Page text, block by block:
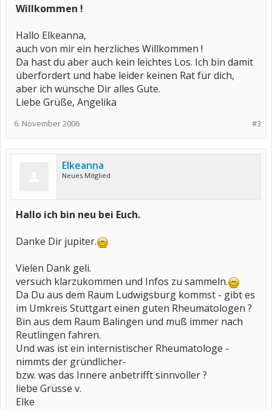
Willkommen !
Hallo Elkeanna,
auch von mir ein herzliches Willkommen !
Da hast du aber auch kein leichtes Los. Ich bin damit
überfordert und habe leider keinen Rat für dich,
aber ich wünsche Dir alles Gute.
Liebe Grüße, Angelika
#3
6. November 2006
Elkeanna
Neues Mitglied
Hallo ich bin neu bei Euch.
Danke Dir jupiter.
Vielen Dank geli.
versuch klarzukommen und Infos zu sammeln.
Da Du aus dem Raum Ludwigsburg kommst - gibt es
im Umkreis Stuttgart einen guten Rheumatologen ?
Bin aus dem Raum Balingen und muß immer nach
Reutlingen fahren.
Und was ist ein internistischer Rheumatologe -
nimmts der gründlicher-
bzw. was das Innere anbetrifft sinnvoller ?
liebe Grüsse v.
Elke